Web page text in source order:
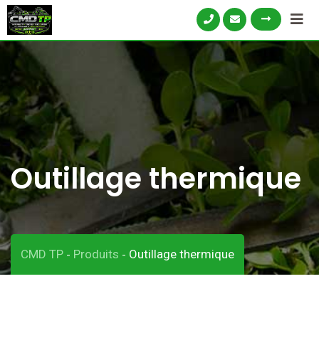
Skip
content
Outillage thermique
CMD TP - Produits - Outillage thermique